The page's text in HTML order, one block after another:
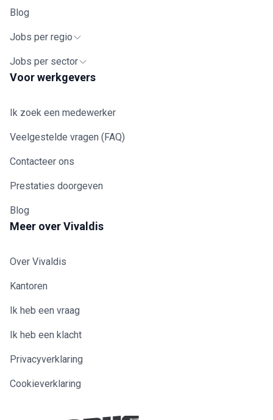
Blog
Jobs per regio
Jobs per sector
Voor werkgevers
Ik zoek een medewerker
Veelgestelde vragen (FAQ)
Contacteer ons
Prestaties doorgeven
Blog
Meer over Vivaldis
Over Vivaldis
Kantoren
Ik heb een vraag
Ik heb een klacht
Privacyverklaring
Cookieverklaring